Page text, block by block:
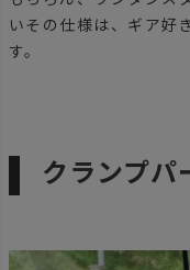
いその仕様は、ギア好
す。
クランプパ